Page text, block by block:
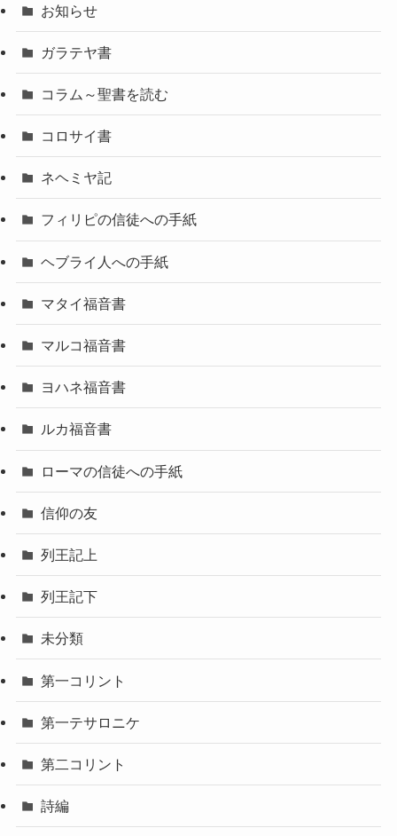
お知らせ
ガラテヤ書
コラム～聖書を読む
コロサイ書
ネヘミヤ記
フィリピの信徒への手紙
ヘブライ人への手紙
マタイ福音書
マルコ福音書
ヨハネ福音書
ルカ福音書
ローマの信徒への手紙
信仰の友
列王記上
列王記下
未分類
第一コリント
第一テサロニケ
第二コリント
詩編